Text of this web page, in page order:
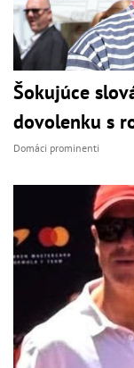
Šokujúce
dovolenku s
Domáci prominenti